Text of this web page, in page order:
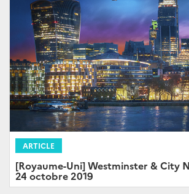
ARTICLE
[Royaume-Uni] Westminster & City
24 octobre 2019